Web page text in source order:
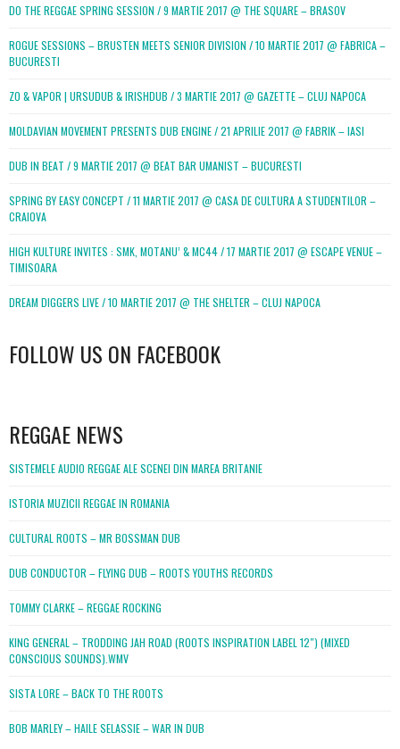
DO THE REGGAE SPRING SESSION / 9 MARTIE 2017 @ THE SQUARE – BRASOV
ROGUE SESSIONS – BRUSTEN MEETS SENIOR DIVISION / 10 MARTIE 2017 @ FABRICA –
BUCURESTI
ZO & VAPOR | URSUDUB & IRISHDUB / 3 MARTIE 2017 @ GAZETTE – CLUJ NAPOCA
MOLDAVIAN MOVEMENT PRESENTS DUB ENGINE / 21 APRILIE 2017 @ FABRIK – IASI
DUB IN BEAT / 9 MARTIE 2017 @ BEAT BAR UMANIST – BUCURESTI
SPRING BY EASY CONCEPT / 11 MARTIE 2017 @ CASA DE CULTURA A STUDENTILOR –
CRAIOVA
HIGH KULTURE INVITES : SMK, MOTANU’ & MC44 / 17 MARTIE 2017 @ ESCAPE VENUE –
TIMISOARA
DREAM DIGGERS LIVE / 10 MARTIE 2017 @ THE SHELTER – CLUJ NAPOCA
FOLLOW US ON FACEBOOK
REGGAE NEWS
SISTEMELE AUDIO REGGAE ALE SCENEI DIN MAREA BRITANIE
ISTORIA MUZICII REGGAE IN ROMANIA
CULTURAL ROOTS – MR BOSSMAN DUB
DUB CONDUCTOR – FLYING DUB – ROOTS YOUTHS RECORDS
TOMMY CLARKE – REGGAE ROCKING
KING GENERAL – TRODDING JAH ROAD (ROOTS INSPIRATION LABEL 12″) (MIXED
CONSCIOUS SOUNDS).WMV
SISTA LORE – BACK TO THE ROOTS
BOB MARLEY – HAILE SELASSIE – WAR IN DUB